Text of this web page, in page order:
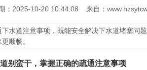
：2025-10-20 10:44:08 来自：
水道注意事项，既能安全解决下水道堵塞问
顺畅。
别蛮干，掌握正确的疏通注意事项